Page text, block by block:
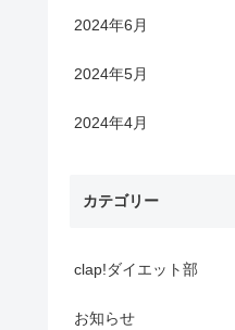
2024年6月
2024年5月
2024年4月
カテゴリー
clap!ダイエット部
お知らせ